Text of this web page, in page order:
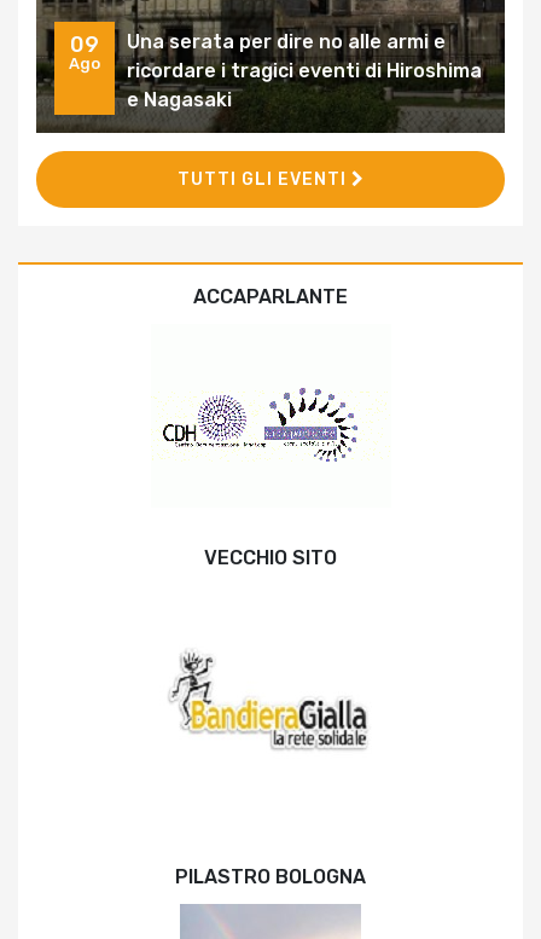
09
Ago
Una serata per dire no alle armi e
ricordare i tragici eventi di Hiroshima
e Nagasaki
TUTTI GLI EVENTI
ACCAPARLANTE
VECCHIO SITO
PILASTRO BOLOGNA